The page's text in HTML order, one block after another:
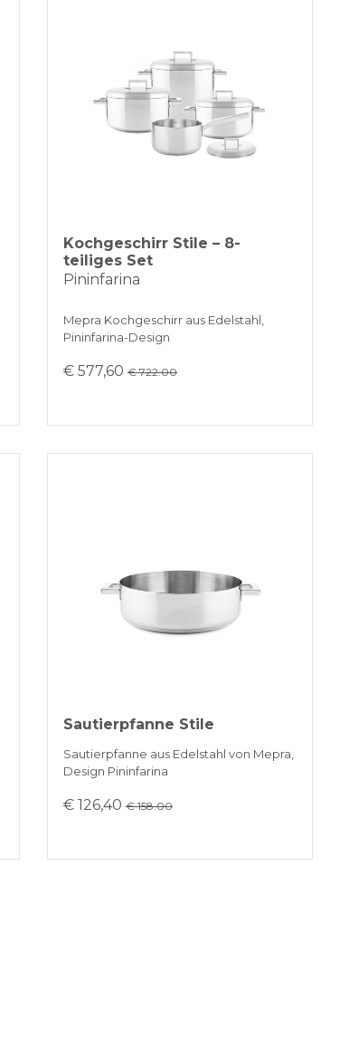
Kochgeschirr Stile – 8-
teiliges Set
Pininfarina
Mepra Kochgeschirr aus Edelstahl,
Pininfarina-Design
€ 577,60€ 722.00
Sautierpfanne Stile
Sautierpfanne aus Edelstahl von Mepra,
Design Pininfarina
€ 126,40€ 158.00